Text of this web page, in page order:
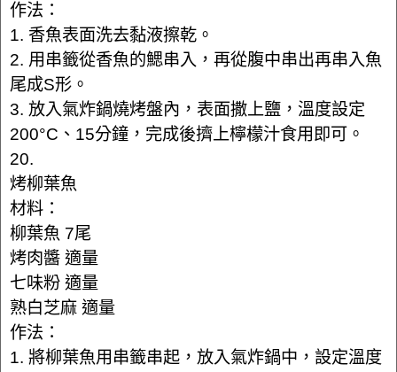
作法：
1. 香魚表面洗去黏液擦乾。
2. 用串籤從香魚的鰓串入，再從腹中串出再串入魚
尾成S形。
3. 放入氣炸鍋燒烤盤內，表面撒上鹽，溫度設定
200°C、15分鐘，完成後擠上檸檬汁食用即可。
20.
烤柳葉魚
材料：
柳葉魚 7尾
烤肉醬 適量
七味粉 適量
熟白芝麻 適量
作法：
1. 將柳葉魚用串籤串起，放入氣炸鍋中，設定溫度